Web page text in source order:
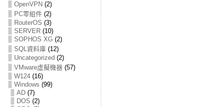
OpenVPN (2)
PC零組件(2)
RouterOS (3)
SERVER(10)
SOPHOS XG (2)
SQL資料庫(12)
Uncategorized (2)
VMware虛擬機器 (57)
W124(16)
Windows (99)
AD(7)
DOS (2)